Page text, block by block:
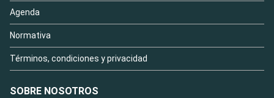
Agenda
Normativa
Términos, condiciones y privacidad
SOBRE NOSOTROS